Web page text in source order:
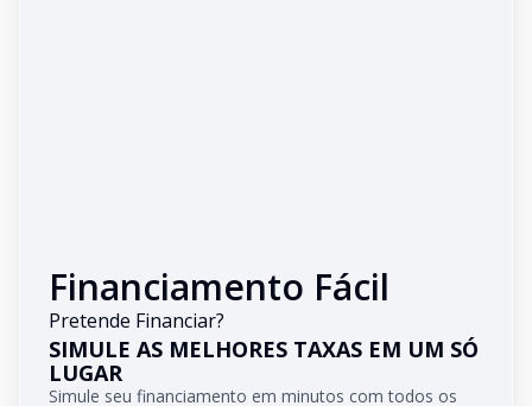
Financiamento Fácil
Pretende Financiar?
SIMULE AS MELHORES TAXAS EM UM SÓ
LUGAR
Simule seu financiamento em minutos com todos os